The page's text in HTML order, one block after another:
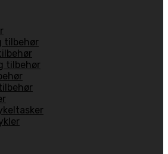
tilbehør
tilbehør